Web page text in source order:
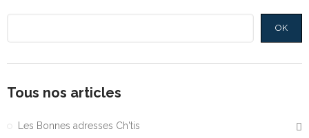
OK
Tous nos articles
Les Bonnes adresses Ch'tis